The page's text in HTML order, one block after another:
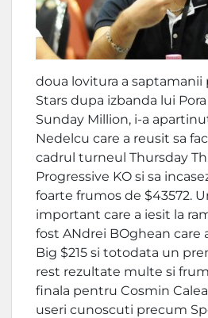
doua lovitura a
Stars dupa izbanda lui
Sunday Million, i-a
Nedelcu care a reusit sa
cadrul turneul Thursday
Progressive KO si sa
foarte frumos de $43572.
important care a iesit la
fost ANdrei BOghean care
Big $215 si totodata un
rest rezultate multe si
finala pentru Cosmin
useri cunoscuti precum